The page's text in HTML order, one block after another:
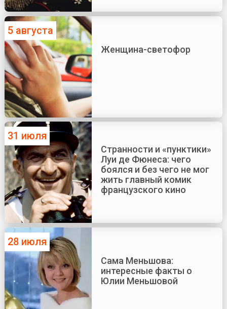
5 августа
Женщина-светофор
31 июля
Странности и «пунктики»
Луи де Фюнеса: чего
боялся и без чего не мог
жить главный комик
французского кино
28 июля
Сама Меньшова:
интересные факты о
Юлии Меньшовой